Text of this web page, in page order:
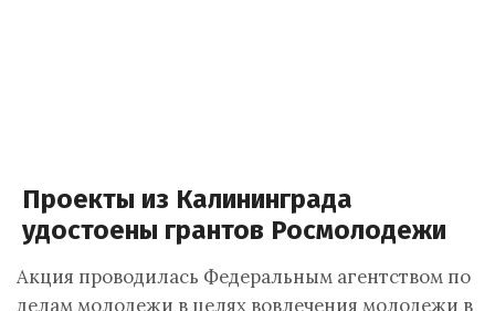
Проекты из Калининграда
удостоены грантов Росмолодежи
Акция проводилась Федеральным агентством по
делам молодежи в целях вовлечения молодежи в